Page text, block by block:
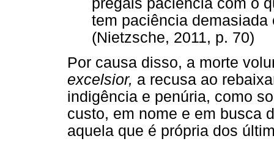
tem paciência
(Nietzsche, 2011, p. 70)
Por causa disso, a morte
excelsior, a recusa ao
indigência e penúria, como
custo, em nome e em busca
aquela que é própria dos